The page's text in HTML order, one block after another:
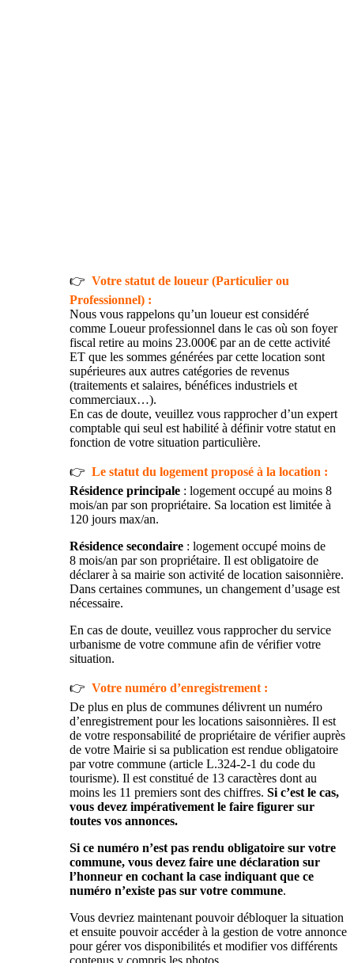
👉 Votre statut de loueur (Particulier ou
Professionnel) :
Nous vous rappelons qu’un loueur est considéré
comme Loueur professionnel dans le cas où son foyer
fiscal retire au moins 23.000€ par an de cette activité
ET que les sommes générées par cette location sont
supérieures aux autres catégories de revenus
(traitements et salaires, bénéfices industriels et
commerciaux…).
En cas de doute, veuillez vous rapprocher d’un expert
comptable qui seul est habilité à définir votre statut en
fonction de votre situation particulière.
👉 Le statut du logement proposé à la location :
Résidence principale : logement occupé au moins 8
mois/an par son propriétaire. Sa location est limitée à
120 jours max/an.
Résidence secondaire : logement occupé moins de
8 mois/an par son propriétaire. Il est obligatoire de
déclarer à sa mairie son activité de location saisonnière.
Dans certaines communes, un changement d’usage est
nécessaire.
En cas de doute, veuillez vous rapprocher du service
urbanisme de votre commune afin de vérifier votre
situation.
👉 Votre numéro d’enregistrement :
De plus en plus de communes délivrent un numéro
d’enregistrement pour les locations saisonnières. Il est
de votre responsabilité de propriétaire de vérifier auprès
de votre Mairie si sa publication est rendue obligatoire
par votre commune (article L.324-2-1 du code du
tourisme). Il est constitué de 13 caractères dont au
moins les 11 premiers sont des chiffres. Si c’est le cas,
vous devez impérativement le faire figurer sur
toutes vos annonces.
Si ce numéro n’est pas rendu obligatoire sur votre
commune, vous devez faire une déclaration sur
l’honneur en cochant la case indiquant que ce
numéro n’existe pas sur votre commune.
Vous devriez maintenant pouvoir débloquer la situation
et ensuite pouvoir accéder à la gestion de votre annonce
pour gérer vos disponibilités et modifier vos différents
contenus y compris les photos.